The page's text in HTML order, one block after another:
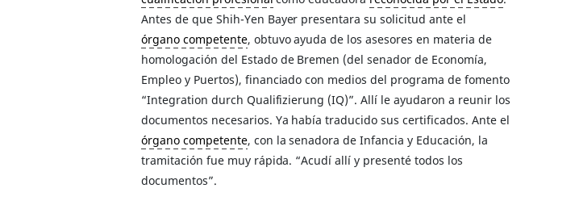
Antes de que Shih-Yen Bayer presentara su solicitud ante el
órgano competente, obtuvo ayuda de los asesores en materia de
homologación del Estado de Bremen (del senador de Economía,
Empleo y Puertos), financiado con medios del programa de fomento
“Integration durch Qualifizierung (IQ)”. Allí le ayudaron a reunir los
documentos necesarios. Ya había traducido sus certificados. Ante el
órgano competente, con la senadora de Infancia y Educación, la
tramitación fue muy rápida. “Acudí allí y presenté todos los
documentos”.